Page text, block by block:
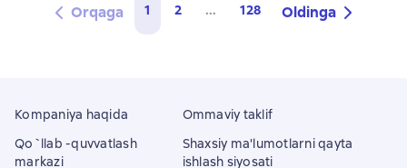
Orqaga 1 2 ... 128 Oldinga
Kompaniya haqida
Qo`llab -quvvatlash
markazi
Ommaviy taklif
Shaxsiy ma'lumotlarni qayta
ishlash siyosati